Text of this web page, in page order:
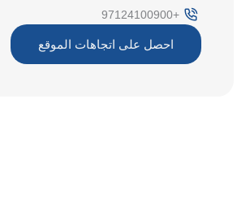
+97124100900
احصل على اتجاهات الموقع